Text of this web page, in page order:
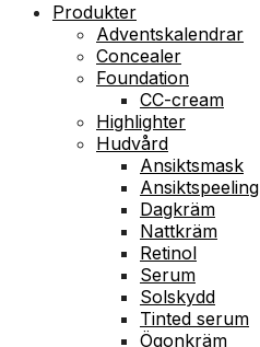
Produkter
Adventskalendrar
Concealer
Foundation
CC-cream
Highlighter
Hudvård
Ansiktsmask
Ansiktspeeling
Dagkräm
Nattkräm
Retinol
Serum
Solskydd
Tinted serum
Ögonkräm